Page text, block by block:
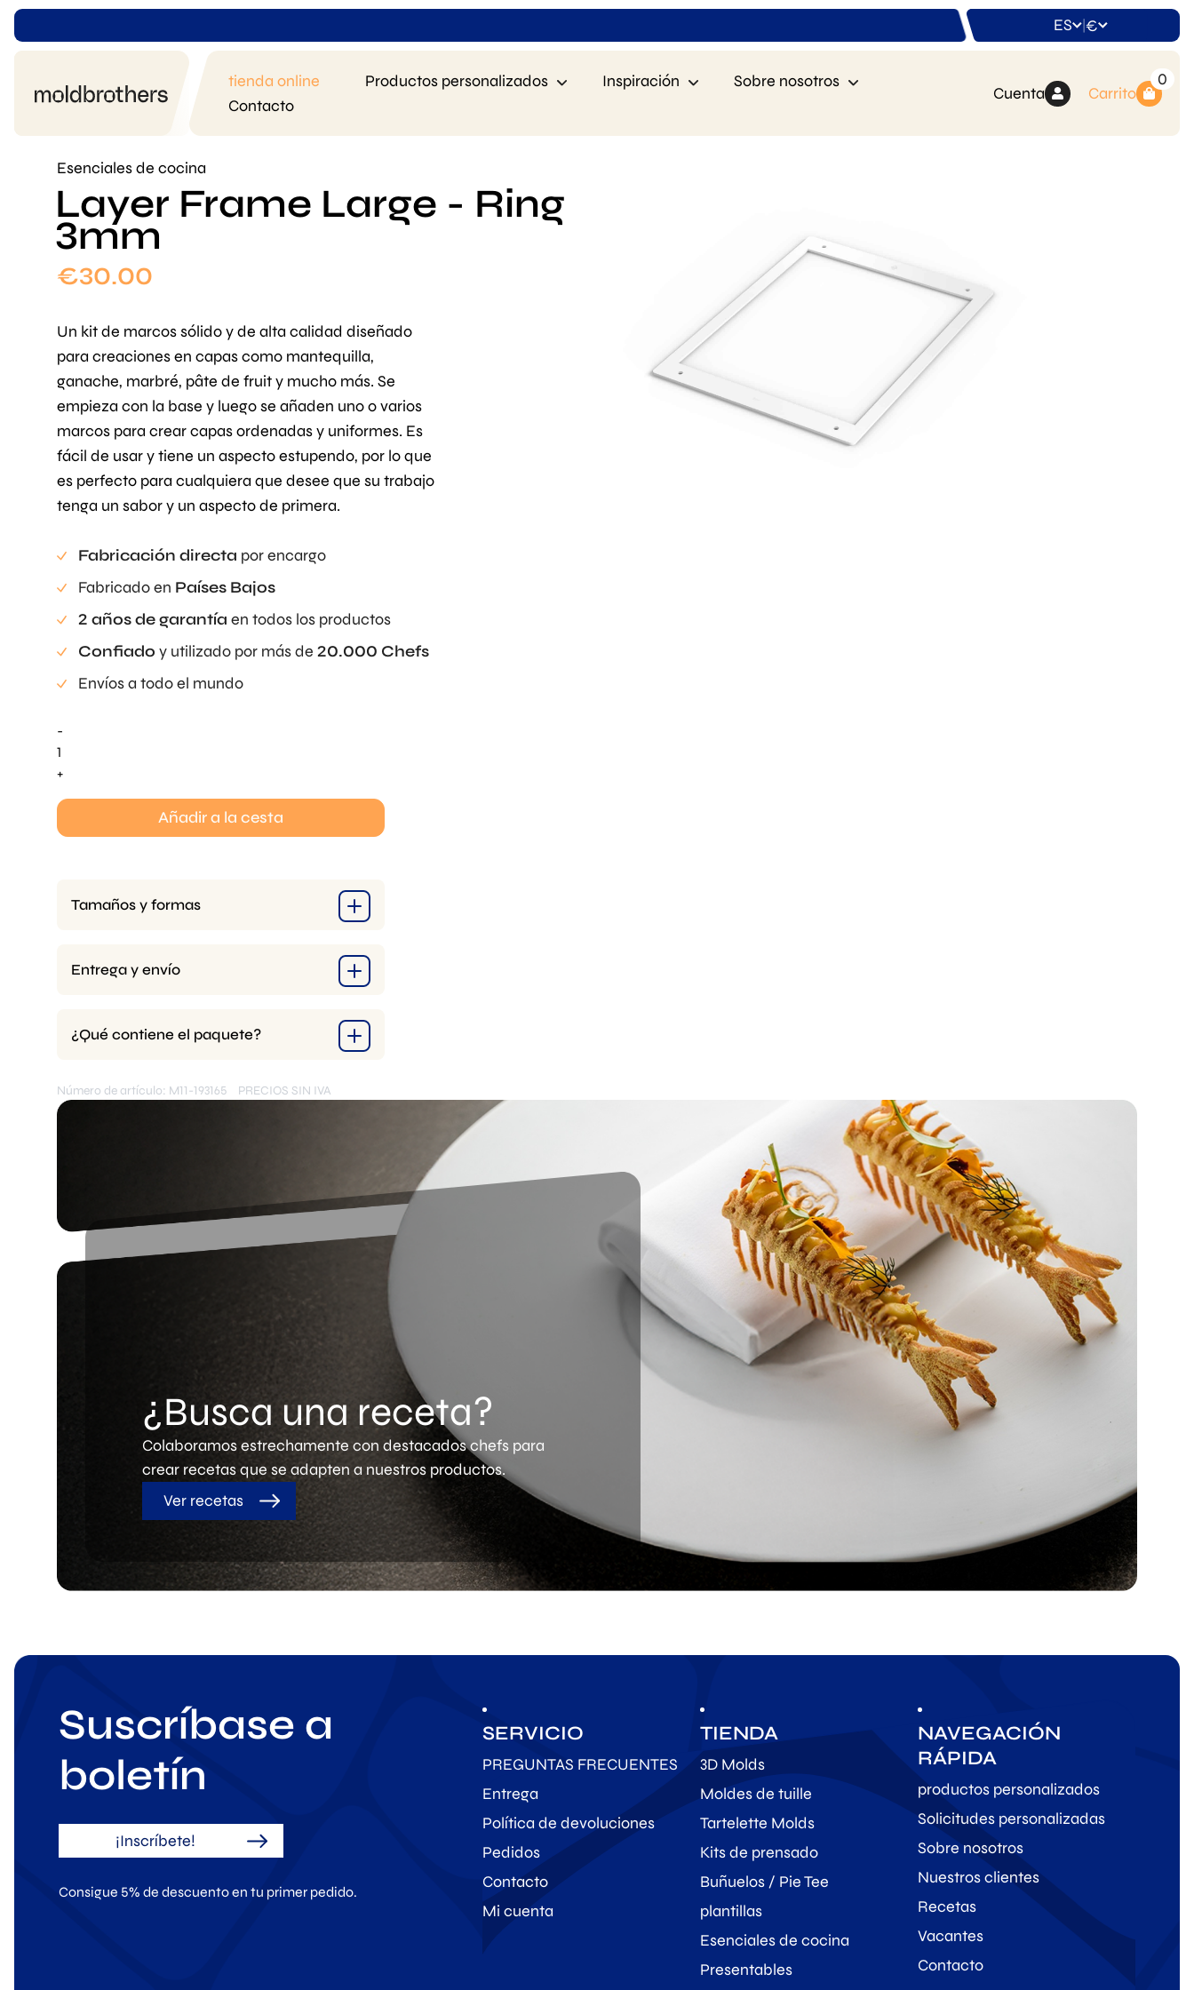
ES | €
tienda online Productos personalizados Inspiración
Sobre nosotros
Contacto
Cuenta
0
Carrito
Esenciales de cocina
Layer Frame Large - Ring
3mm
€30.00
Un kit de marcos sólido y de alta calidad diseñado
para creaciones en capas como mantequilla,
ganache, marbré, pâte de fruit y mucho más. Se
empieza con la base y luego se añaden uno o varios
marcos para crear capas ordenadas y uniformes. Es
fácil de usar y tiene un aspecto estupendo, por lo que
es perfecto para cualquiera que desee que su trabajo
tenga un sabor y un aspecto de primera.
Fabricación directa por encargo
Fabricado en Países Bajos
2 años de garantía en todos los productos
Confiado y utilizado por más de 20.000 Chefs
Envíos a todo el mundo
-
Layer
Frame
Anillo
+
Añadir a la cesta
Tamaños y formas
Entrega y envío
¿Qué contiene el paquete?
Número de artículo: M11-193165 PRECIOS SIN IVA
¿Busca una receta?
Colaboramos estrechamente con destacados chefs para
crear recetas que se adapten a nuestros productos.
Ver recetas
Suscríbase a
boletín
¡Inscríbete!
Consigue 5% de descuento en tu primer pedido.
SERVICIO
PREGUNTAS FRECUENTES
Entrega
Política de devoluciones
Pedidos
Contacto
Mi cuenta
TIENDA
3D Molds
Moldes de tuille
Tartelette Molds
Kits de prensado
Buñuelos / Pie Tee
plantillas
Esenciales de cocina
Presentables
NAVEGACIÓN
RÁPIDA
productos personalizados
Solicitudes personalizadas
Sobre nosotros
Nuestros clientes
Recetas
Vacantes
Contacto